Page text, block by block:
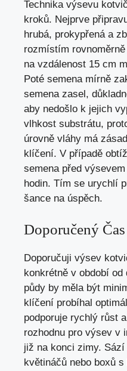
Technika výsevu
kroků. Nejprve
hrubá, prokypřená a
rozmístím
na vzdálenost 15 cm
Poté semena mírně
semena zasel,
aby nedošlo k jejich
vlhkost substrátu,
úrovně vláhy má
klíčení. V případě
semena před
hodin. Tím se urychlí
šance na úspěch.
Doporučený
Doporučuji výsev
konkrétně v období od
půdy by měla být
klíčení probíhal
podporuje rychlý růst
rozhodnu pro výsev v
již na konci zimy.
květináčů nebo boxů